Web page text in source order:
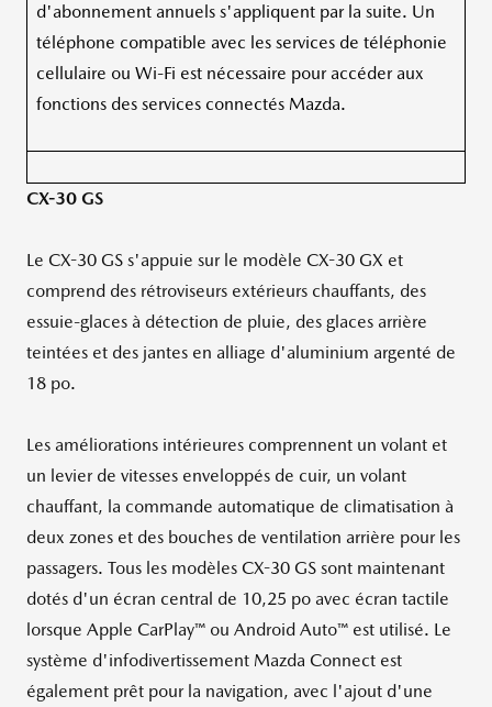
d'abonnement annuels s'appliquent par la suite. Un
téléphone compatible avec les services de téléphonie
cellulaire ou Wi-Fi est nécessaire pour accéder aux
fonctions des services connectés Mazda.
CX-30 GS
Le CX-30 GS s'appuie sur le modèle CX-30 GX et
comprend des rétroviseurs extérieurs chauffants, des
essuie-glaces à détection de pluie, des glaces arrière
teintées et des jantes en alliage d'aluminium argenté de
18 po.
Les améliorations intérieures comprennent un volant et
un levier de vitesses enveloppés de cuir, un volant
chauffant, la commande automatique de climatisation à
deux zones et des bouches de ventilation arrière pour les
passagers. Tous les modèles CX-30 GS sont maintenant
dotés d'un écran central de 10,25 po avec écran tactile
lorsque Apple CarPlay™ ou Android Auto™ est utilisé. Le
système d'infodivertissement Mazda Connect est
également prêt pour la navigation, avec l'ajout d'une